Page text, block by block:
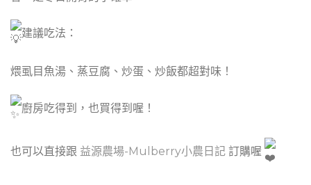
建議吃法：
煨虱目魚湯、蒸豆腐、炒蛋、炒飯都超對味！
廚房吃得到，也買得到喔！
也可以直接跟 益源農場-Mulberry小農日記 訂購喔